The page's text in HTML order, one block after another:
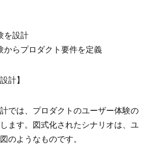
を設計
からプロダクト要件を定義
計】
では、プロダクトのユーザー体験の
ます。図式化されたシナリオは、ユ
のようなものです。